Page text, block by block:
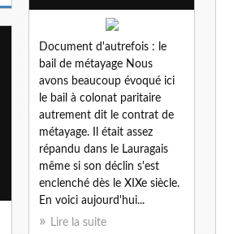
Document d'autrefois : le
bail de métayage Nous
avons beaucoup évoqué ici
le bail à colonat paritaire
autrement dit le contrat de
métayage. Il était assez
répandu dans le Lauragais
même si son déclin s'est
enclenché dès le XIXe siècle.
En voici aujourd'hui...
Lire la suite